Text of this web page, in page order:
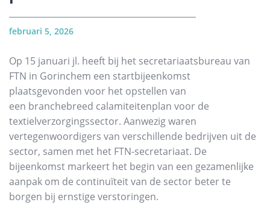
februari 5, 2026
Op 15 januari jl. heeft bij het secretariaatsbureau van
FTN in Gorinchem een startbijeenkomst
plaatsgevonden voor het opstellen van
een branchebreed calamiteitenplan voor de
textielverzorgingssector. Aanwezig waren
vertegenwoordigers van verschillende bedrijven uit de
sector, samen met het FTN-secretariaat. De
bijeenkomst markeert het begin van een gezamenlijke
aanpak om de continuïteit van de sector beter te
borgen bij ernstige verstoringen.